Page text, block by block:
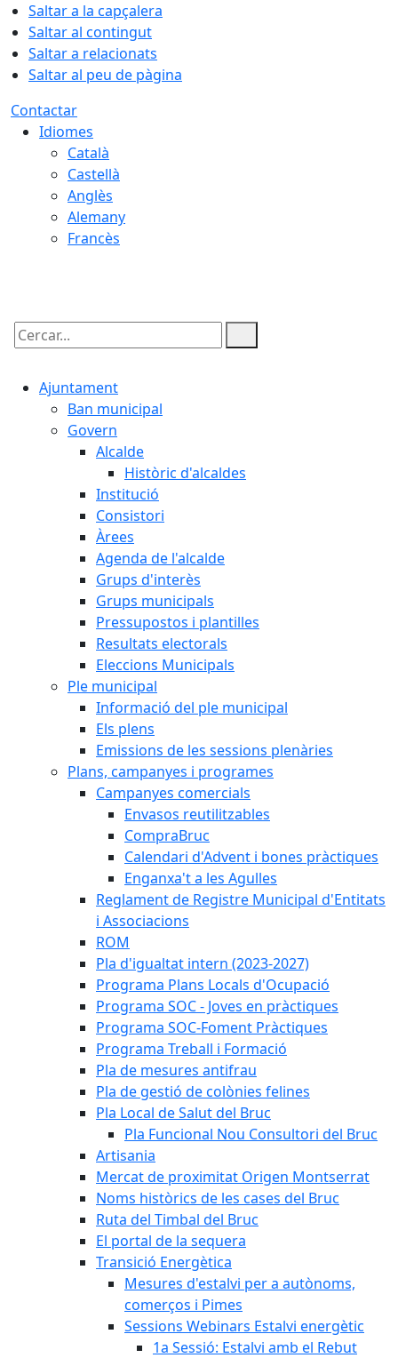
Saltar a la capçalera
Saltar al contingut
Saltar a relacionats
Saltar al peu de pàgina
Contactar
Idiomes
Català
Castellà
Anglès
Alemany
Francès
Cercar:
Ajuntament
Ban municipal
Govern
Alcalde
Històric d'alcaldes
Institució
Consistori
Àrees
Agenda de l'alcalde
Grups d'interès
Grups municipals
Pressupostos i plantilles
Resultats electorals
Eleccions Municipals
Ple municipal
Informació del ple municipal
Els plens
Emissions de les sessions plenàries
Plans, campanyes i programes
Campanyes comercials
Envasos reutilitzables
CompraBruc
Calendari d'Advent i bones pràctiques
Enganxa't a les Agulles
Reglament de Registre Municipal d'Entitats
i Associacions
ROM
Pla d'igualtat intern (2023-2027)
Programa Plans Locals d'Ocupació
Programa SOC - Joves en pràctiques
Programa SOC-Foment Pràctiques
Programa Treball i Formació
Pla de mesures antifrau
Pla de gestió de colònies felines
Pla Local de Salut del Bruc
Pla Funcional Nou Consultori del Bruc
Artisania
Mercat de proximitat Origen Montserrat
Noms històrics de les cases del Bruc
Ruta del Timbal del Bruc
El portal de la sequera
Transició Energètica
Mesures d'estalvi per a autònoms,
comerços i Pimes
Sessions Webinars Estalvi energètic
1a Sessió: Estalvi amb el Rebut